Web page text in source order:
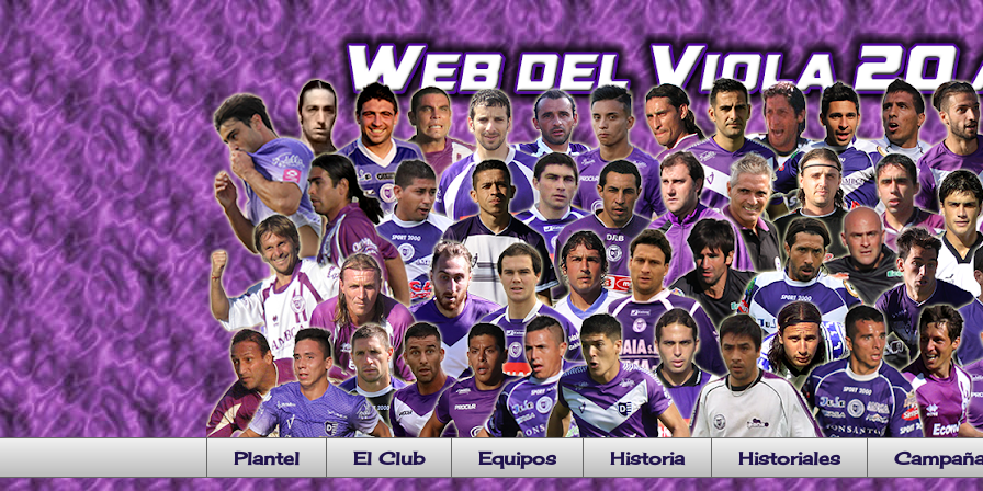
Plantel El Club Equipos Historia Historiales